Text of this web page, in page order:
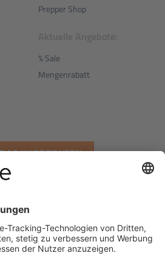
Prepper Shop
% Sale
Mengenrabatt
WIDERRUFEN
versenden mit
-